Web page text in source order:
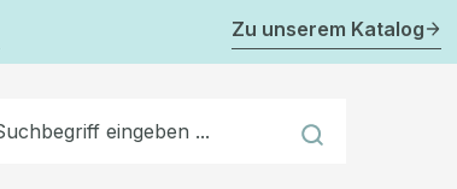
Zu unserem Katalog